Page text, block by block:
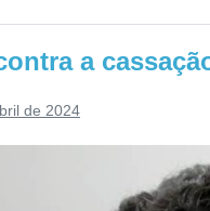
a
de 2024